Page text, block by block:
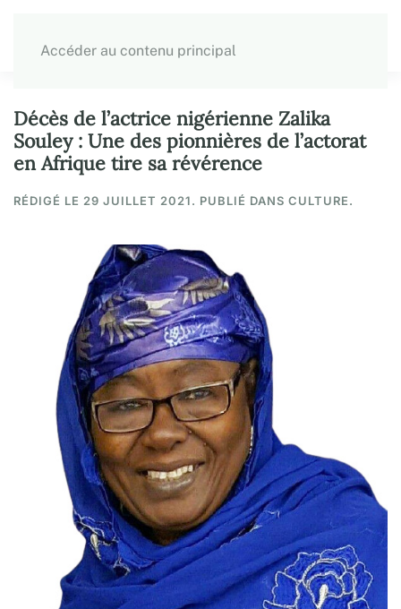
Accéder au contenu principal
Décès de l’actrice nigérienne Zalika
Souley : Une des pionnières de l’actorat
en Afrique tire sa révérence
RÉDIGÉ LE 29 JUILLET 2021. PUBLIÉ DANS CULTURE.